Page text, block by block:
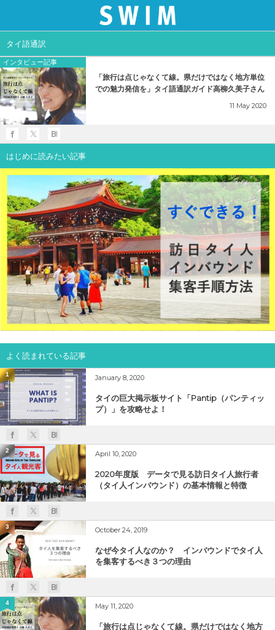
タイ語通訳
インタビュー記事
「旅行は点じゃなくて線。県だけではなく地方単位
での魅力発信を」タイ語通訳ガイド高柳久美子さん
11 May 2020
はじめに読みたい記事
よく読まれている記事
1 January 8, 2020
タイの巨大掲示板サイト「Pantip（パンティッ
プ）」を攻略せよ！
2 April 10, 2020
2020年度版 データで見る訪日タイ人旅行者
（タイ人インバウンド）の基本情報と特徴
3 October 24, 2019
なぜ今タイ人なのか？ インバウンドでタイ人
を集客するべき３つの理由
4 May 11, 2020
「旅行は点じゃなくて線。県だけではなく地方
現地調査・コンサル業務
旅行博・トラベルフェア
タイ語のSNS運営
タイ語メディア広告出稿
招請・ ファムトリップ
タイ語クリエイティブ制作
日タイ翻訳
タイマーケット情報
イベントレポート
お知らせ